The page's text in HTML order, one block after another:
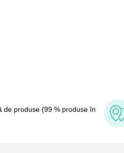
de produse (99 % produse în